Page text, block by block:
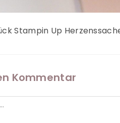
Stampin Up
Kommentar